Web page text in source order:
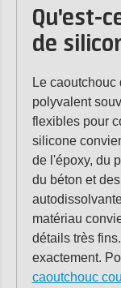
Qu'est-
de
Le
polyvalent
flexibles pour
silicone
de l'époxy, du
du béton et
matériau
détails très
exactement.
caoutchouc